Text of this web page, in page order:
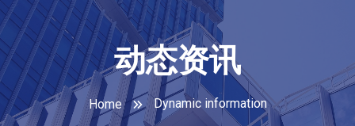
动态资讯
Home Dynamic information